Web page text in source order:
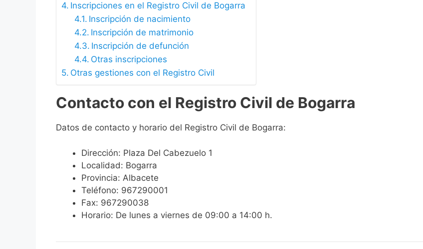
Inscripciones en el Registro Civil de Bogarra
Inscripción de nacimiento
Inscripción de matrimonio
Inscripción de defunción
Otras inscripciones
Otras gestiones con el Registro Civil
Contacto con el Registro Civil de Bogarra
Datos de contacto y horario del Registro Civil de Bogarra:
Dirección: Plaza Del Cabezuelo 1
Localidad: Bogarra
Provincia: Albacete
Teléfono: 967290001
Fax: 967290038
Horario: De lunes a viernes de 09:00 a 14:00 h.